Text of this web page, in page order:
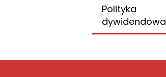
Polityka
dywidendowa